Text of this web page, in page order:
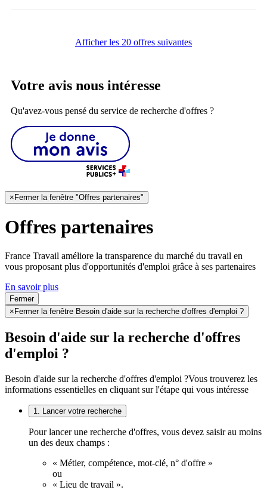
Afficher les 20 offres suivantes
Votre avis nous intéresse
Qu'avez-vous pensé du service de recherche d'offres ?
×Fermer la fenêtre "Offres partenaires"
Offres partenaires
France Travail améliore la transparence du marché du travail en
vous proposant plus d'opportunités d'emploi grâce à ses partenaires
En savoir plus
Fermer
× Fermer la fenêtre Besoin d'aide sur la recherche d'offres d'emploi ?
Besoin d'aide sur la recherche d'offres
d'emploi ?
Besoin d'aide sur la recherche d'offres d'emploi ?Vous trouverez les
informations essentielles en cliquant sur l'étape qui vous intéresse
1. Lancer votre recherche
Pour lancer une recherche d'offres, vous devez saisir au moins
un des deux champs :
« Métier, compétence, mot-clé, n° d'offre »
ou
« Lieu de travail ».